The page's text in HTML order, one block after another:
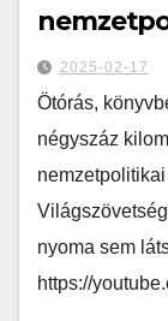
2025-02-17
Ötórás,
négyszáz
nyoma sem
https://